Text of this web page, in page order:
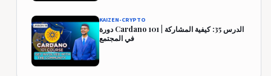
KAIZEN-CRYPTO
دورة Cardano 101 | الدرس 35: كيفية المشاركة
في المجتمع